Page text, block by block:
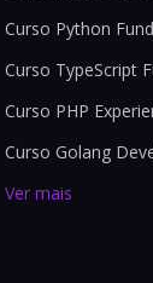
Curso Python
Curso TypeScript
Curso PHP
Curso Golang
Ver mais